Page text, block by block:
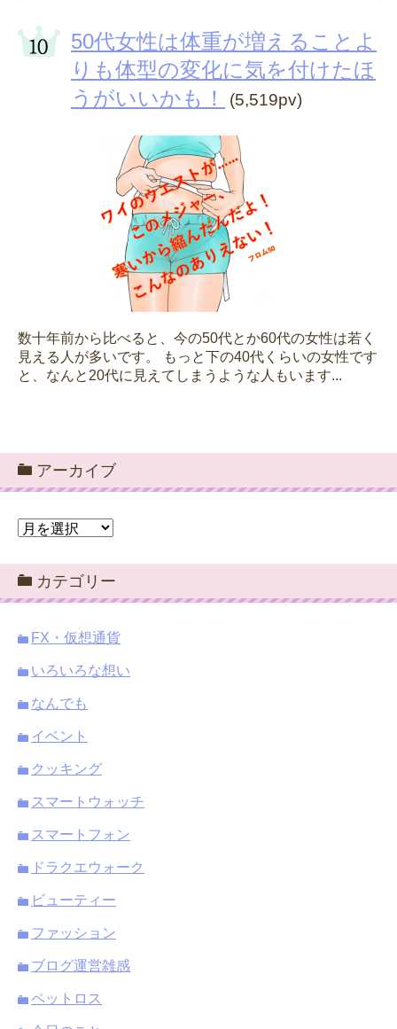
50代女性は体重が増えることよ
りも体型の変化に気を付けたほ
うがいいかも！
(5,519pv)
数十年前から比べると、今の50代とか60代の女性は若く
見える人が多いです。 もっと下の40代くらいの女性です
と、なんと20代に見えてしまうような人もいます...
アーカイブ
ア
カ
イ
ブ
カテゴリー
FX・仮想通貨
いろいろな想い
なんでも
イベント
クッキング
スマートウォッチ
スマートフォン
ドラクエウォーク
ビューティー
ファッション
ブログ運営雑感
ペットロス